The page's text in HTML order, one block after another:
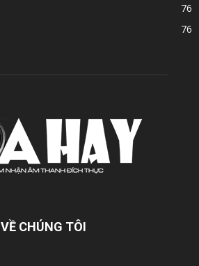
76
76
VỀ CHÚNG TÔI